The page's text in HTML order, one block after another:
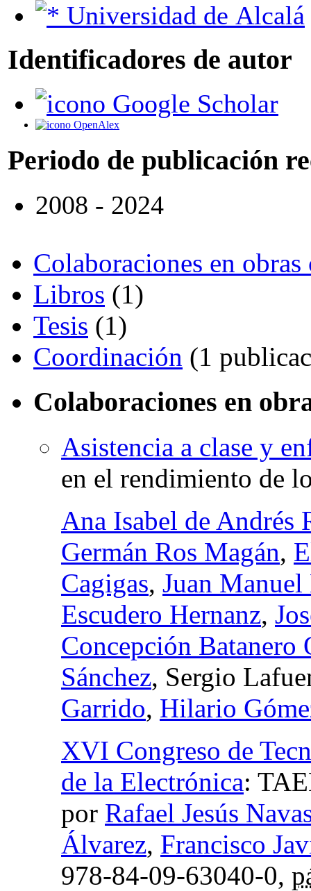
Universidad de Alcalá
Identificadores de autor
Google Scholar
OpenAlex
Periodo de publicación
2008 - 2024
Colaboraciones en
Libros (1)
Tesis (1)
Coordinación (1
Colaboraciones en
Asistencia a clase y
en el rendimiento de
Ana Isabel de Andrés
Germán Ros Magán,
Cagigas, Juan
Escudero Hernanz,
Concepción Batanero
Sánchez, Sergio
Garrido, Hilario
XVI Congreso de
de la Electrónica:
por Rafael Jesús
Álvarez, Francisco
978-84-09-63040-0,